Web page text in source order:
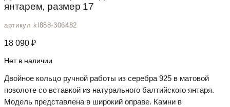
янтарем, размер 17
артикул kl888-306482
18 090 ₽
Нет в наличии
Двойное кольцо ручной работы из серебра 925 в матовой
позолоте со вставкой из натурального балтийского янтаря.
Модель представлена в широкий оправе. Камни в